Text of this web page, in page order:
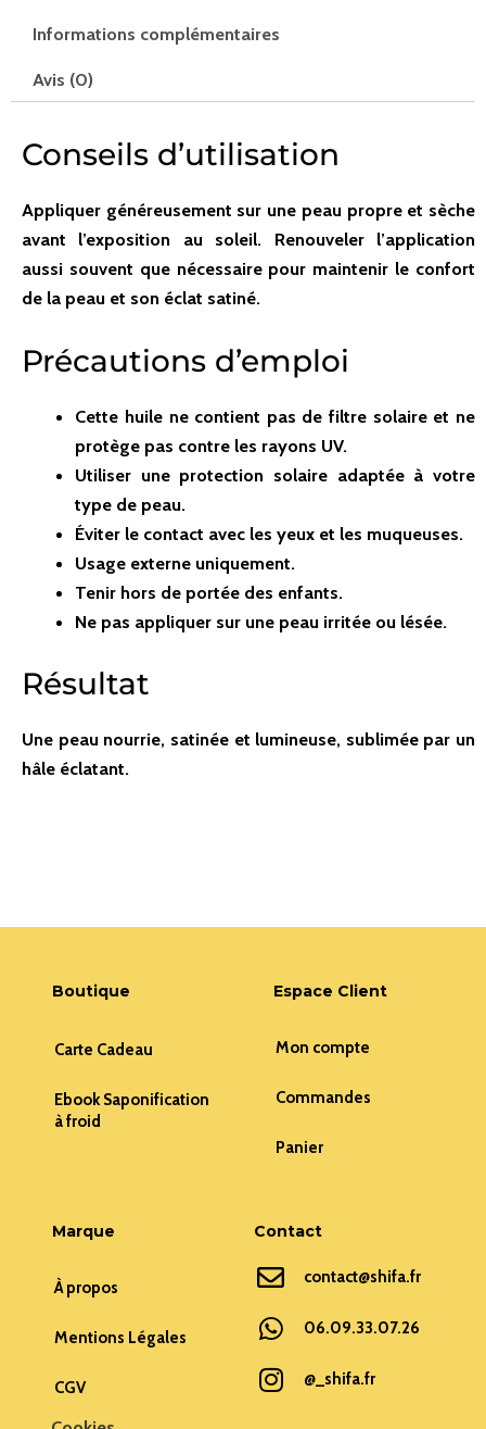
Informations complémentaires
Avis (0)
Conseils d’utilisation
Appliquer généreusement sur une peau propre et sèche
avant l’exposition au soleil. Renouveler l’application
aussi souvent que nécessaire pour maintenir le confort
de la peau et son éclat satiné.
Précautions d’emploi
Cette huile ne contient pas de filtre solaire et ne
protège pas contre les rayons UV.
Utiliser une protection solaire adaptée à votre
type de peau.
Éviter le contact avec les yeux et les muqueuses.
Usage externe uniquement.
Tenir hors de portée des enfants.
Ne pas appliquer sur une peau irritée ou lésée.
Résultat
Une peau nourrie, satinée et lumineuse, sublimée par un
hâle éclatant.
Boutique
Carte Cadeau
Ebook Saponification
à froid
Espace Client
Mon compte
Commandes
Panier
Marque
À propos
Mentions Légales
CGV
Contact
contact@shifa.fr
06.09.33.07.26
@_shifa.fr